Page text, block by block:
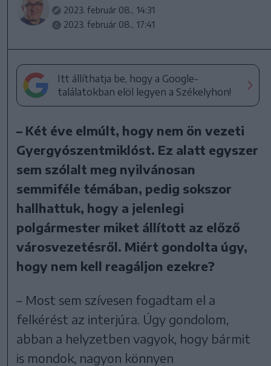
2023. február 08., 14:31
2023. február 08., 17:41
Itt állíthatja be, hogy a Google-
találatokban elöl legyen a Székelyhon!
– Két éve elmúlt, hogy nem ön vezeti
Gyergyószentmiklóst. Ez alatt egyszer
sem szólalt meg nyilvánosan
semmiféle témában, pedig sokszor
hallhattuk, hogy a jelenlegi
polgármester miket állított az előző
városvezetésről. Miért gondolta úgy,
hogy nem kell reagáljon ezekre?
– Most sem szívesen fogadtam el a
felkérést az interjúra. Úgy gondolom,
abban a helyzetben vagyok, hogy bármit
is mondok, nagyon könnyen